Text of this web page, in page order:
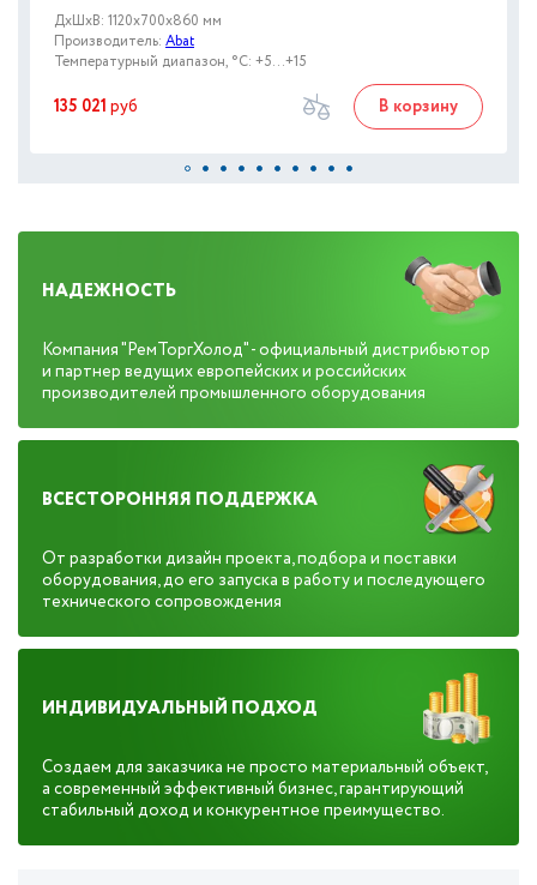
ДxШxВ: 1120x700x860 мм
Производитель: Abat
Температурный диапазон, °C: +5...+15
135 021 руб В корзину
НАДЕЖНОСТЬ
Компания "РемТоргХолод" - официальный дистрибьютор
и партнер ведущих европейских и российских
производителей промышленного оборудования
ВСЕСТОРОННЯЯ ПОДДЕРЖКА
От разработки дизайн проекта, подбора и поставки
оборудования, до его запуска в работу и последующего
технического сопровождения
ИНДИВИДУАЛЬНЫЙ ПОДХОД
Создаем для заказчика не просто материальный объект,
а современный эффективный бизнес, гарантирующий
стабильный доход и конкурентное преимущество.